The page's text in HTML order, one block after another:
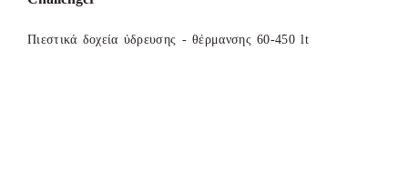
Πιεστικά δοχεία ύδρευσης - θέρμανσης 60-450 lt